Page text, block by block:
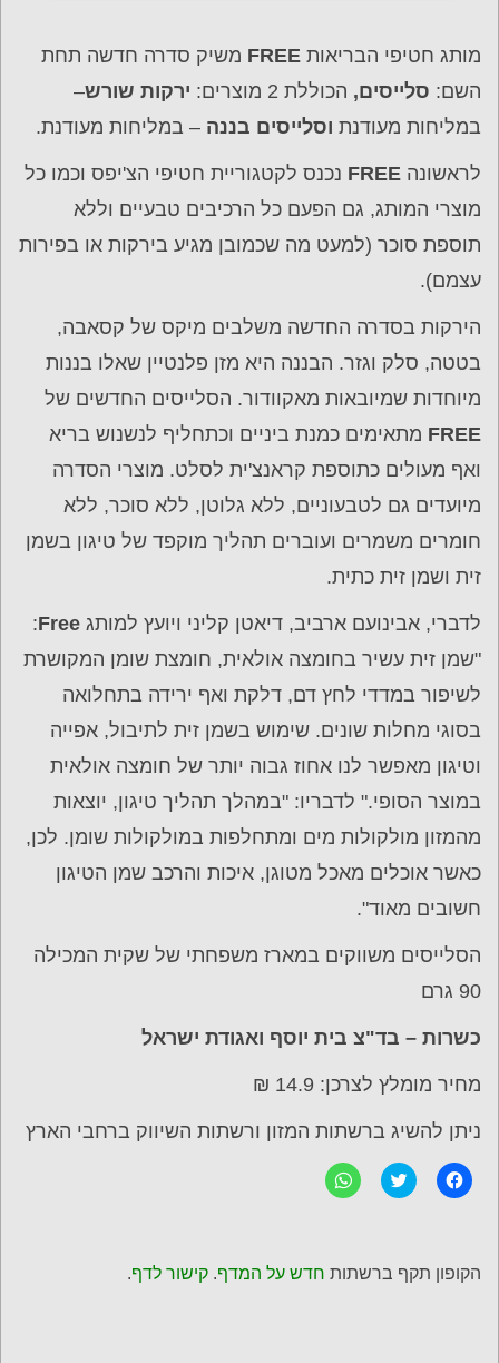
מותג חטיפי הבריאות FREE משיק סדרה חדשה תחת
השם: סלייסים, הכוללת 2 מוצרים: ירקות שורש–
במליחות מעודנת וסלייסים בננה – במליחות מעודנת.
לראשונה FREE נכנס לקטגוריית חטיפי הצ'יפס וכמו כל
מוצרי המותג, גם הפעם כל הרכיבים טבעיים וללא
תוספת סוכר (למעט מה שכמובן מגיע בירקות או בפירות
עצמם).
הירקות בסדרה החדשה משלבים מיקס של קסאבה,
בטטה, סלק וגזר. הבננה היא מזן פלנטיין שאלו בננות
מיוחדות שמיובאות מאקוודור. הסלייסים החדשים של
FREE מתאימים כמנת ביניים וכתחליף לנשנוש בריא
ואף מעולים כתוספת קראנצ'ית לסלט. מוצרי הסדרה
מיועדים גם לטבעוניים, ללא גלוטן, ללא סוכר, ללא
חומרים משמרים ועוברים תהליך מוקפד של טיגון בשמן
זית ושמן זית כתית.
לדברי, אבינועם ארביב, דיאטן קליני ויועץ למותג Free
:
"שמן זית עשיר בחומצה אולאית, חומצת שומן המקושרת
לשיפור במדדי לחץ דם, דלקת ואף ירידה בתחלואה
בסוגי מחלות שונים. שימוש בשמן זית לתיבול, אפייה
וטיגון מאפשר לנו אחוז גבוה יותר של חומצה אולאית
במוצר הסופי." לדבריו: "במהלך תהליך טיגון, יוצאות
מהמזון מולקולות מים ומתחלפות במולקולות שומן. לכן,
כאשר אוכלים מאכל מטוגן, איכות והרכב שמן הטיגון
חשובים מאוד".
הסלייסים משווקים במארז משפחתי של שקית המכילה
90 גרם
כשרות – בד"צ בית יוסף ואגודת ישראל
מחיר מומלץ לצרכן: 14.9 ₪
ניתן להשיג ברשתות המזון ורשתות השיווק ברחבי הארץ
ל
ח
ש
י
C
l
o
s
ל
ח
ש
יהקופון תקף ברשתות חדש על המדף. קישור לדף.